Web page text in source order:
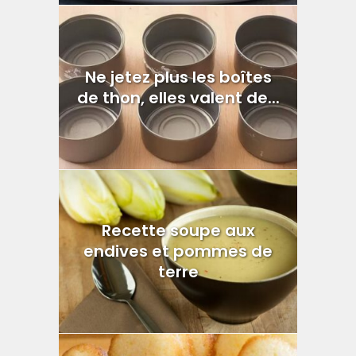
Ne jetez plus les boîtes
de thon, elles valent de...
Recette soupe aux
endives et pommes de
terre